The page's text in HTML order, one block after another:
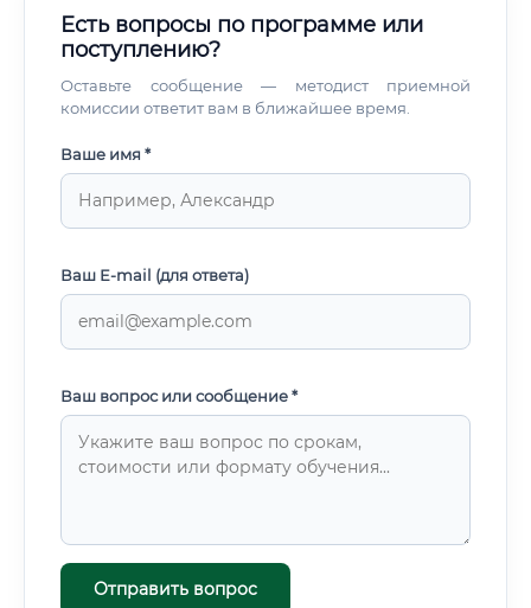
Есть вопросы по программе или
поступлению?
Оставьте сообщение — методист приемной
комиссии ответит вам в ближайшее время.
Ваше имя *
Ваш E-mail (для ответа)
Ваш вопрос или сообщение *
Отправить вопрос